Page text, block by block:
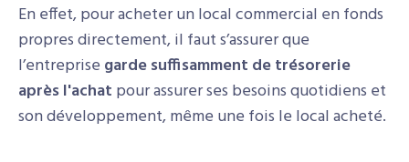
En effet, pour acheter un local commercial en fonds
propres directement, il faut s’assurer que
l’entreprise garde suffisamment de trésorerie
après l'achat pour assurer ses besoins quotidiens et
son développement, même une fois le local acheté.